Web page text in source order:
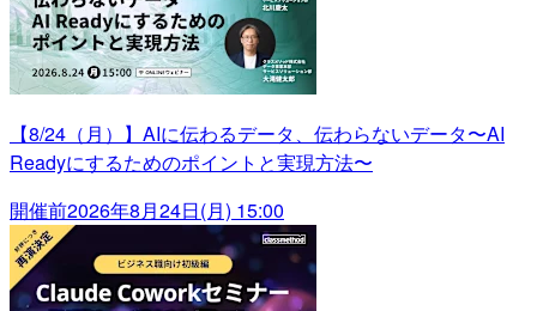
【8/24（月）】AIに伝わるデータ、伝わらないデータ〜AI
Readyにするためのポイントと実現方法〜
開催前2026年8月24日(月) 15:00